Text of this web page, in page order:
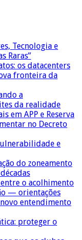
Tecnologia e
Raras”
os datacenters
fronteira da
a
da realidade
em APP e Reserva
no Decreto
e
do zoneamento
o acolhimento
— orientações
entendimento
proteger o